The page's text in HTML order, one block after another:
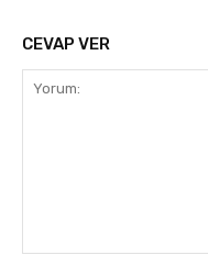
CEVAP VER